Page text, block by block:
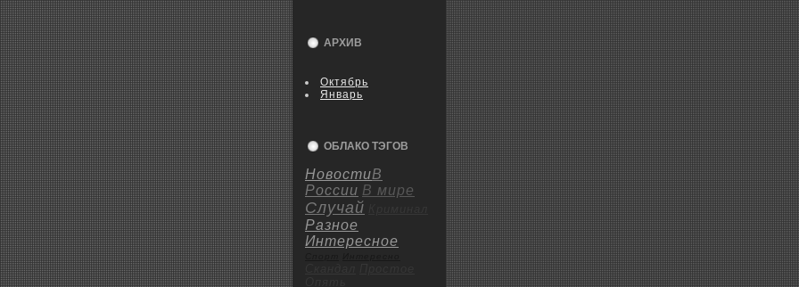
АРХИВ
Октябрь
Январь
ОБЛАКО ТЭГОВ
НовостиВ
России В мире
Случай
Разное
Интересное